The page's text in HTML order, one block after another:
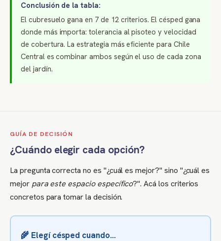
Conclusión de la tabla:
El cubresuelo gana en 7 de 12 criterios. El césped gana
donde más importa: tolerancia al pisoteo y velocidad
de cobertura. La estrategia más eficiente para Chile
Central es combinar ambos según el uso de cada zona
del jardín.
GUÍA DE DECISIÓN
¿Cuándo elegir cada opción?
La pregunta correcta no es "¿cuál es mejor?" sino "¿cuál es
mejor para este espacio específico?". Acá los criterios
concretos para tomar la decisión.
🌾 Elegí césped cuando…